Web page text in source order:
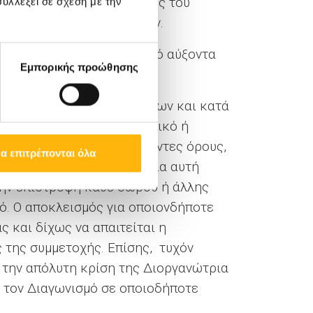
Εμπορικής προώθησης
επιτρέπονται όλα
θίγει δικαιώματα τρίτων.
άνευ ετέρου μοναδικό αύξοντα
αφαιρέσει εκ των υστέρων και κατά
είναι προσβλητικό ή
παραβιάζουν τους παρόντες όρους,
όρους. Στην τελευταία αυτή
επιστροφή κάθε δώρου ή άλλης
Ο αποκλεισμός για οποιονδήποτε
δίχως να απαιτείται η
συμμετοχής. Επίσης, τυχόν
απόλυτη κρίση της Διοργανώτρια
Διαγωνισμό σε οποιοδήποτε